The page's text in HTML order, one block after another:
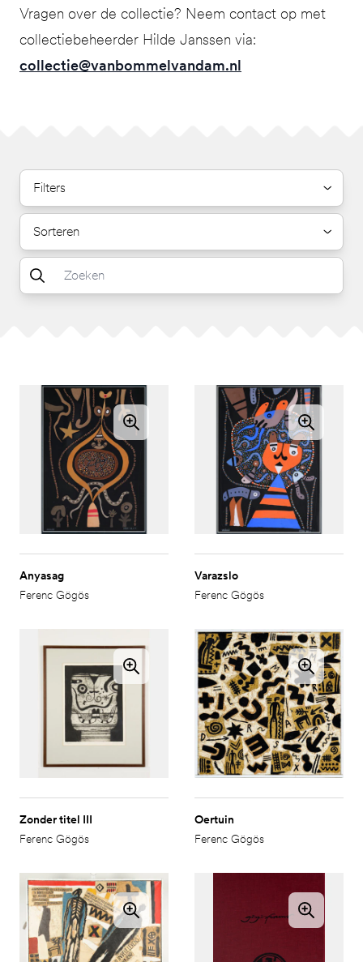
Vragen over de collectie? Neem contact op met
collectiebeheerder Hilde Janssen via:
collectie@vanbommelvandam.nl
Filters
Sorteren
Anyasag
Ferenc Gögös
Varazslo
Ferenc Gögös
Zonder titel III
Ferenc Gögös
Oertuin
Ferenc Gögös